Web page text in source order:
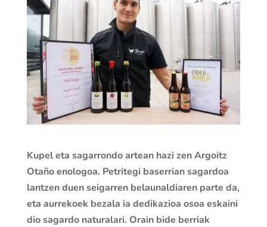
Kupel eta sagarrondo artean hazi zen Argoitz
Otaño enologoa. Petritegi baserrian sagardoa
lantzen duen seigarren belaunaldiaren parte da,
eta aurrekoek bezala ia dedikazioa osoa eskaini
dio sagardo naturalari. Orain bide berriak